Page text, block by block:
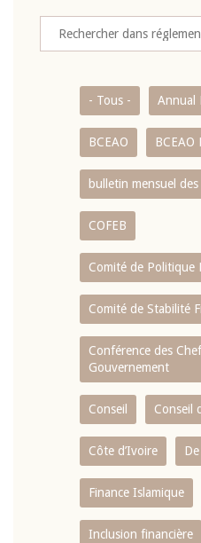
- Tous - Annual
BCEAO BCEAO
bulletin mensuel
COFEB
Comité de Politique
Comité de Stabilité
Conférence des
Gouvernement
Conseil Conseil
Côte d’Ivoire
Finance Islamique
Inclusion financière